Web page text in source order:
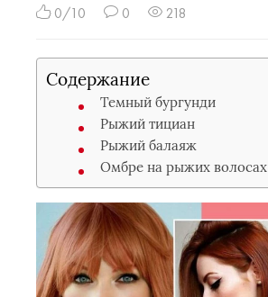
0/10 0 218
Содержание
Темный бургунди
Рыжий тициан
Рыжий балаяж
Омбре на рыжих волосах